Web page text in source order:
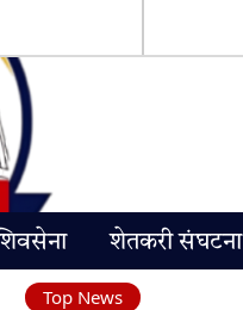
शेतकरी संघटना
Top News